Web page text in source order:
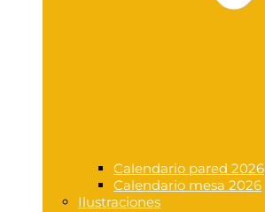
Calendario pared 2026
Calendario mesa 2026
Ilustraciones